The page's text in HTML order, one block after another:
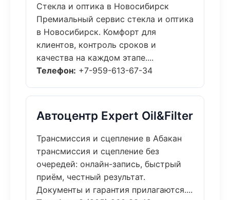
Стекла и оптика в Новосибирск
Премиальный сервис стекла и оптика
в Новосибирск. Комфорт для
клиентов, контроль сроков и
качества на каждом этапе....
Телефон: +7-959-613-67-34
Автоцентр Expert Oil&Filter
Трансмиссия и сцепление в Абакан
трансмиссия и сцепление без
очередей: онлайн-запись, быстрый
приём, честный результат.
Документы и гарантия прилагаются....